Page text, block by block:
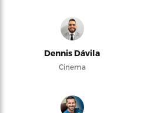
Dennis Dávila
Cinema